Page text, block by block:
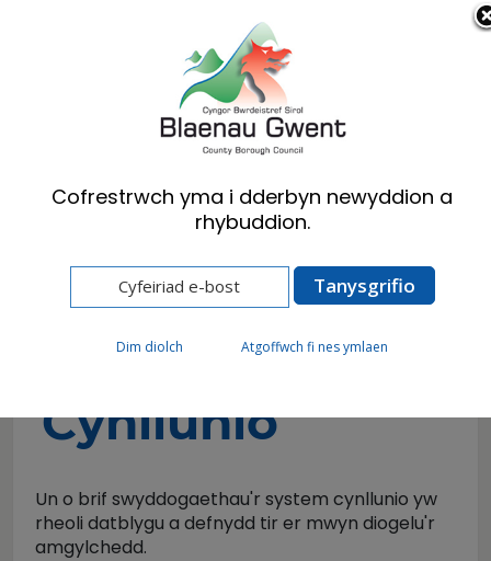
Cymraeg English
Preswylwyr
Cynllunio
Gorfodi
Cynllunio
Un o brif swyddogaethau'r system cynllunio yw
rheoli datblygu a defnydd tir er mwyn diogelu'r
amgylchedd.
Cofrestrwch yma i dderbyn newyddion a
rhybuddion.
Dim diolch Atgoffwch fi nes ymlaen